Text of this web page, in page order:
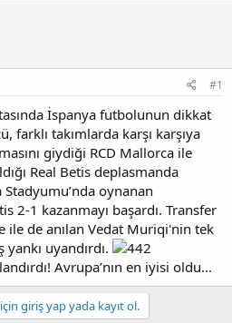
#1
İspanya futbolunun dikkat
farklı takımlarda karşı karşıya
giydiği RCD Mallorca ile
Real Betis deplasmanda
Stadyumu’nda oynanan
2-1 kazanmayı başardı. Transfer
ile de anılan Vedat Muriqi'nin tek
uyandırdı.
Avrupa’nın en iyisi oldu...
giriş yap yada kayıt ol.